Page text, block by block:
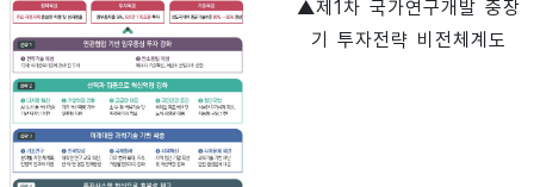
▲제1차 국가연구개발 중장
기 투자전략 비전체계도